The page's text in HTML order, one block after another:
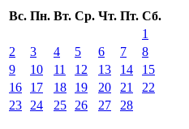
Вс. Пн. Вт. Ср. Чт. Пт. Сб.
1
2
3 4 5 6 7
8
9
10 11 12 13 14
15
16
17 18 19 20 21
22
23
24 25 26 27 28